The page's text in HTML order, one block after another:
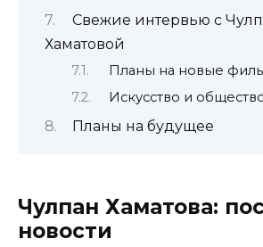
Свежие интервью с
Хаматовой
Планы на новые
Искусство и
Планы на будущее
Чулпан Хаматова:
новости